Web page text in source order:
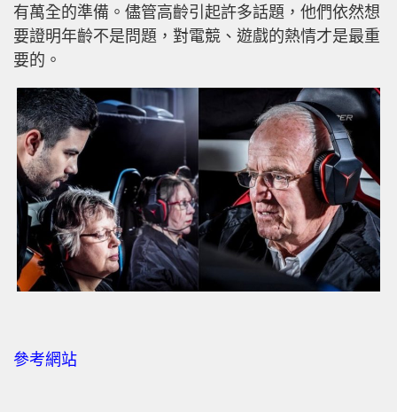
有萬全的準備。儘管高齡引起許多話題，他們依然想
要證明年齡不是問題，對電競、遊戲的熱情才是最重
要的。
參考網站